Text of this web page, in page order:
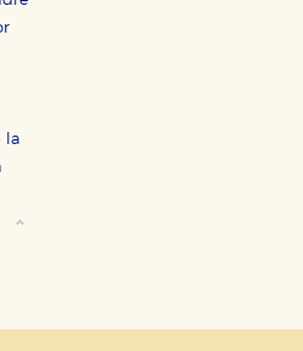
la
única de su navegador y